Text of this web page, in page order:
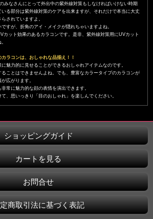
みなさんにとって外出中の紫外線対策もしなければいけない時期
る部分は紫外線対策のケアを出来ますが、それだけで本当に大丈
されていますよ。
すが、折角のアイ・メイクが隠れちゃいますよね。
カット効果のあるカラコンです。是非、紫外線対策用にUVカット
ラコンは、おしゃれな品揃え！！
魅力的に見せることができるおしゃれアイテムなのです。
ることはできませんよね。でも、豊富なカラータイプのカラコンが
広がります。
常に魅力的な顔の表情を演出できます。
、思いっきり「目のおしゃれ」を楽しんでください。
ショッピングガイド
カートを見る
お問合せ
商取引法に基づく表記